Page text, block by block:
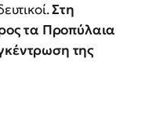
Στη
τα Προπύλαια
της